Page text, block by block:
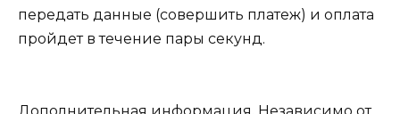
передать данные (совершить платеж) и оплата
пройдет в течение пары секунд.